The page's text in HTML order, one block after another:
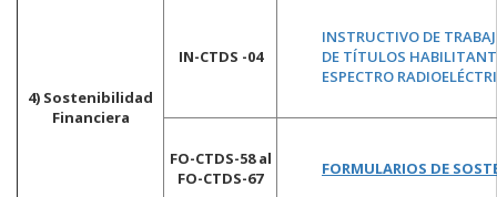
4) Sostenibilidad
Financiera
IN-CTDS -04
INSTRUCTIVO DE
DE TÍTULOS
ESPECTRO
FO-CTDS-58 al
FO-CTDS-67
FORMULARIOS DE